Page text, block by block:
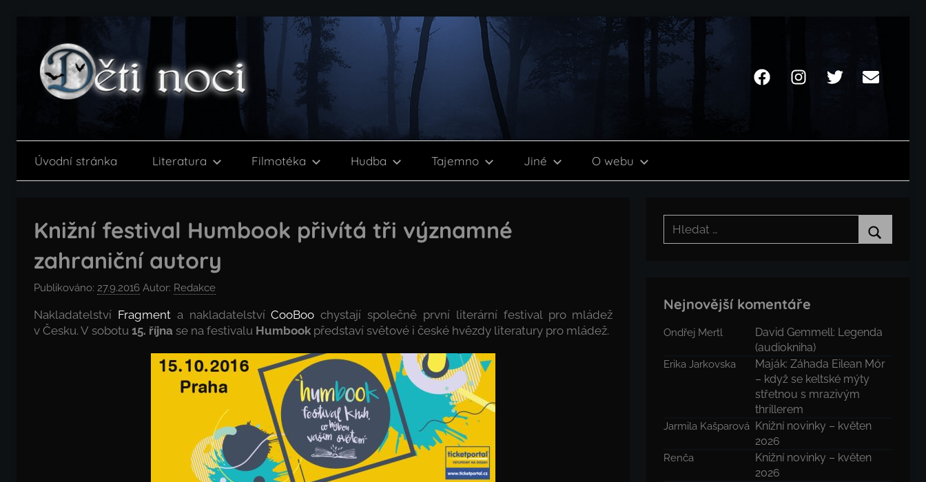
obsahu
noci
FacebookInstagramTwitterEmail
Úvodní stránka Literatura Filmotéka Hudba Tajemno Jiné O webu
Knižní festival Humbook přivítá tři významné
zahraniční autory
Publikováno: 27.9.2016 Autor: Redakce
Nakladatelství Fragmenta nakladatelstvíCooBoo chystají společně první literární festival pro mládež
v Česku. V sobotu 15. října se na festivalu Humbook představí světové i české hvězdy literatury pro mládež.
Hledat:
Nejnovější komentáře
Ondřej Mertl
David Gemmell: Legenda
(audiokniha)
Erika Jarkovska
Maják: Záhada Eilean Mór
– když se keltské mýty
střetnou s mrazivým
thrillerem
Jarmila Kašparová Knižní novinky – květen
2026
Renča
Knižní novinky – květen
2026